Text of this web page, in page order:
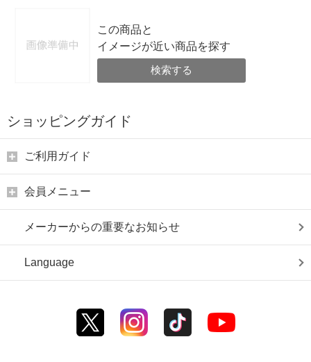
この商品と
イメージが近い商品を探す
検索する
ショッピングガイド
ご利用ガイド
会員メニュー
メーカーからの重要なお知らせ
Language